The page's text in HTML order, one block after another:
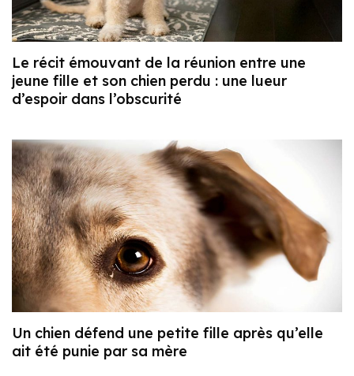
Le récit émouvant de la réunion entre une
jeune fille et son chien perdu : une lueur
d’espoir dans l’obscurité
Un chien défend une petite fille après qu’elle
ait été punie par sa mère